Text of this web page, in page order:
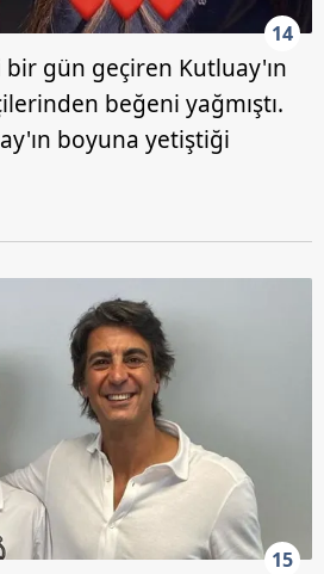
14
bir gün geçiren Kutluay'ın
beğeni yağmıştı.
boyuna yetiştiği
15